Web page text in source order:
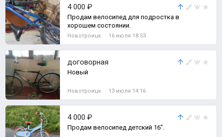
4 000 ₽
Продам велосипед для подростка в
хорошем состоянии.
Новотроицк 16 июля 18:53
договорная
Новый
Новотроицк 13 июля 14:16
4 000 ₽
Продам велосипед детский 16’’.